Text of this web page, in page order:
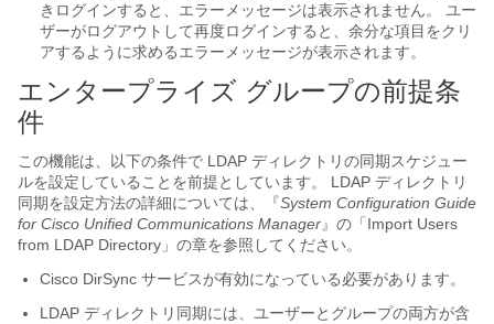
きログインすると、エラーメッセージは表示されません。 ユー
ザーがログアウトして再度ログインすると、余分な項目をクリ
アするように求めるエラーメッセージが表示されます。
エンタープライズ グループの前提条
件
この機能は、以下の条件で LDAP ディレクトリの同期スケジュー
ルを設定していることを前提としています。 LDAP ディレクトリ
同期を設定方法の詳細については、『System Configuration Guide
for Cisco Unified Communications Manager』の「Import Users
from LDAP Directory」の章を参照してください。
Cisco DirSync サービスが有効になっている必要があります。
LDAP ディレクトリ同期には、ユーザーとグループの両方が含